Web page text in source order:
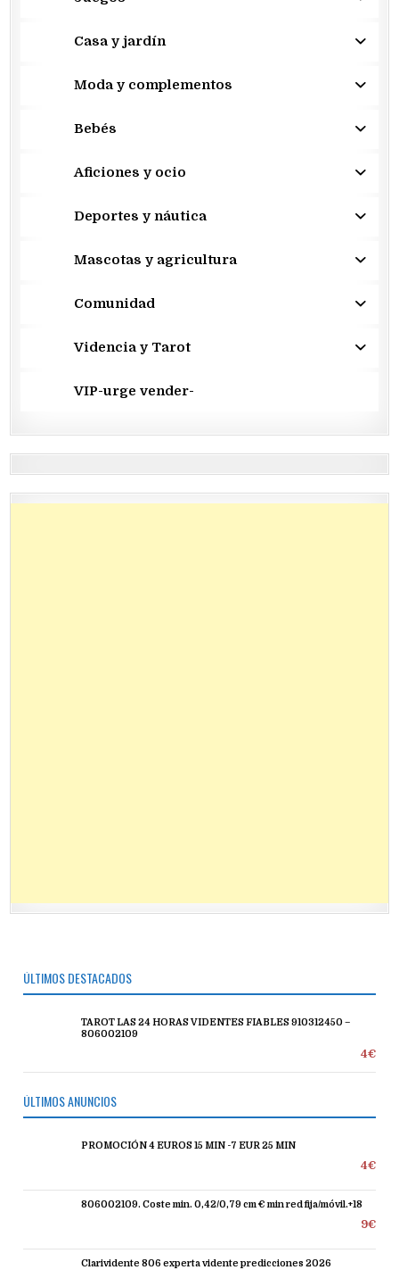
Casa y jardín
Moda y complementos
Bebés
Aficiones y ocio
Deportes y náutica
Mascotas y agricultura
Comunidad
Videncia y Tarot
VIP-urge vender-
ÚLTIMOS DESTACADOS
TAROT LAS 24 HORAS VIDENTES FIABLES 910312450 –
806002109
4€
ÚLTIMOS ANUNCIOS
PROMOCIÓN 4 EUROS 15 MIN -7 EUR 25 MIN
4€
806002109. Coste min. 0,42/0,79 cm € min red fija/móvil.+18
9€
Clarividente 806 experta vidente predicciones 2026